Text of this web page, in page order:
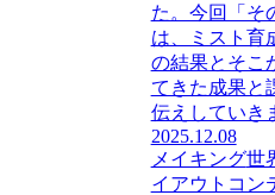
た。今回「そ
は、ミスト育
の結果とそこ
てきた成果と
伝えしていき
2025.12.08
メイキング世
イアウトコン